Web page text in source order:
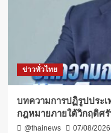
ข่าวทั่วไทย
บทความการปฏิรูปประ
กฎหมายภายใต้วิกฤติศ
@thainews 07/08/2026